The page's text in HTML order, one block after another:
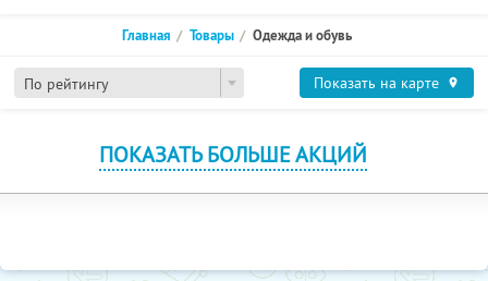
По рейтингу
Главная Товары Одежда и обувь
Показать на карте
ПОКАЗАТЬ БОЛЬШЕ АКЦИЙ